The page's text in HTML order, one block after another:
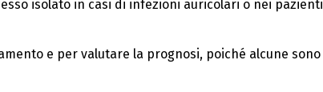
isolato in casi di infezioni auricolari o nei pazienti
e per valutare la prognosi, poiché alcune sono